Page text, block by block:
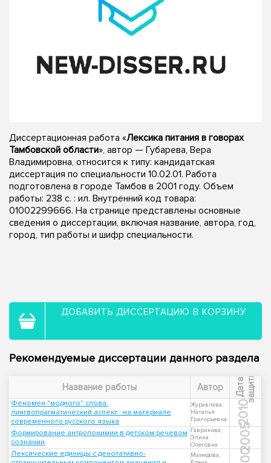
Диссертационная работа «Лексика питания в говорах
Тамбовской области», автор — Губарева, Вера
Владимировна, относится к типу: кандидатская
диссертация по специальности 10.02.01. Работа
подготовлена в городе Тамбов в 2001 году. Объем
работы: 238 с. : ил. Внутренний код товара:
01002299666. На странице представлены основные
сведения о диссертации, включая название, автора, год,
город, тип работы и шифр специальности.
ДОБАВИТЬ ДИССЕРТАЦИЮ В КОРЗИНУ
Рекомендуемые диссертации данного раздела
Название работы Автор Д
а
т
а
з
а
щ
и
т ы
Феномен "модного" слова:
лингвопрагматический аспект : на материале
современного русского языка
Журавлёва,
Наталья
Григорьевна
2010
Формирование антропонимии в детском речевом
сознании
Гаврикова,
Элина
Олеговна
2005
Лексические единицы с денотативно-
Мамедова,